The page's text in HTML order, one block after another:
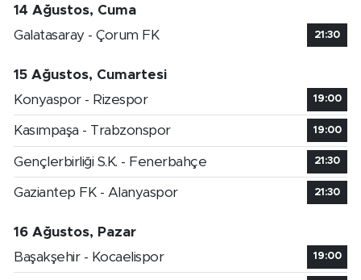
14 Ağustos, Cuma
Galatasaray - Çorum FK
21:30
15 Ağustos, Cumartesi
Konyaspor - Rizespor
19:00
Kasımpaşa - Trabzonspor 19:00
Gençlerbirliği S.K. - Fenerbahçe 21:30
Gaziantep FK - Alanyaspor 21:30
16 Ağustos, Pazar
Başakşehir - Kocaelispor
19:00